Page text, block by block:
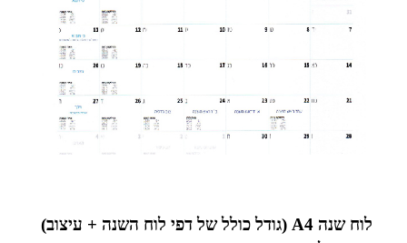
לוח שנה A4 (גודל כולל של דפי לוח השנה + עיצוב)